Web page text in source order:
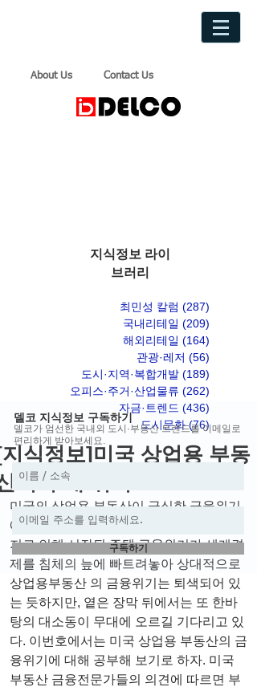
About Us Contact Us
지식정보 라이
브러리
최민성 칼럼 (287)
국내리테일 (209)
해외리테일 (164)
관광·레저 (56)
도시·지역·복합개발 (189)
오피스·주거·산업물류 (262)
자금·트렌드 (436)
도시문화 (76)게시물 76
식정보]미국 상업용 부동
의 부채 위기
미국의 상업용 부동산이 극심한 금융위기
에 직면해 있는 것 같다. 서브프라임 모기
지로 인해 시작된 주택 금융위기가 세계경
제를 침체의 늪에 빠트려놓아 상대적으로
상업용부동산 의 금융위기는 퇴색되어 있
는 듯하지만, 옅은 장막 뒤에서는 또 한바
탕의 대소동이 무대에 오르길 기다리고 있
다. 이번호에서는 미국 상업용 부동산의 금
융위기에 대해 공부해 보기로 하자. 미국
부동산 금융전문가들의 의견에 따르면 부
델코 지식정보 구독하기
델코가 엄선한 국내외 도시·부동산 트렌드를 이메일로
편리하게 받아보세요.
구독하기